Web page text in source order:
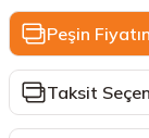
Peşin
Taksit